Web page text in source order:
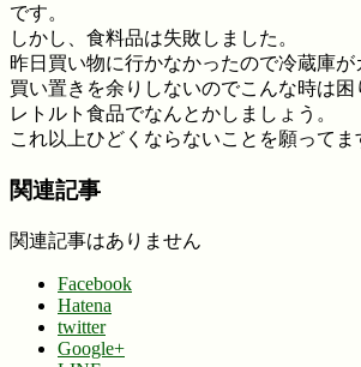
です。
しかし、食料品は失敗しました。
昨日買い物に行かなかったので冷蔵庫が
買い置きを余りしないのでこんな時は困
レトルト食品でなんとかしましょう。
これ以上ひどくならないことを願ってま
関連記事
関連記事はありません
Facebook
Hatena
twitter
Google+